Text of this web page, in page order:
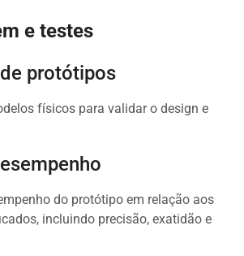
e testes
protótipos
físicos para validar o design e
do protótipo em relação aos
incluindo precisão, exatidão e